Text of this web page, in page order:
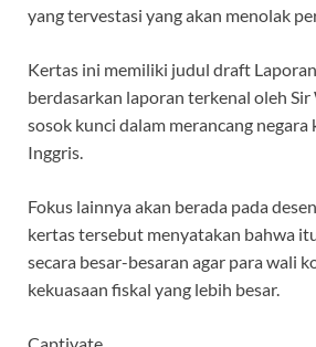
yang tervestasi yang akan menolak
Kertas ini memiliki judul draft
berdasarkan laporan terkenal oleh
sosok kunci dalam merancang negara
Inggris.
Fokus lainnya akan berada pada
kertas tersebut menyatakan bahwa
secara besar-besaran agar para wali
kekuasaan fiskal yang lebih besar.